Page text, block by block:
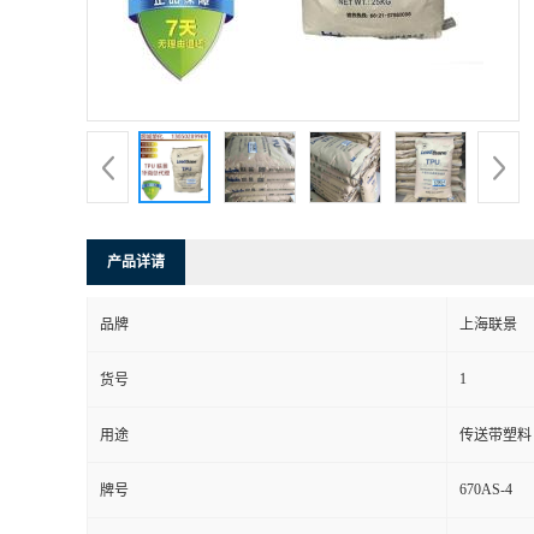
产品详请
品牌 上海联景
货号 1
用途 传送带塑料
牌号 670AS-4